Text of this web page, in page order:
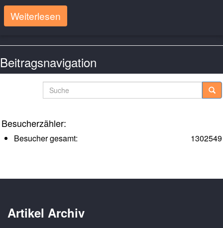
Weiterlesen
Beitragsnavigation
Suche
Besucherzähler:
1302549
Besucher gesamt:
Artikel Archiv